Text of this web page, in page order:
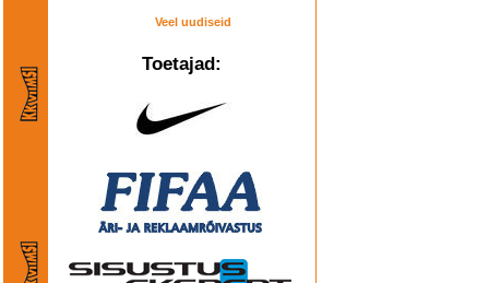
Veel uudiseid
Toetajad: